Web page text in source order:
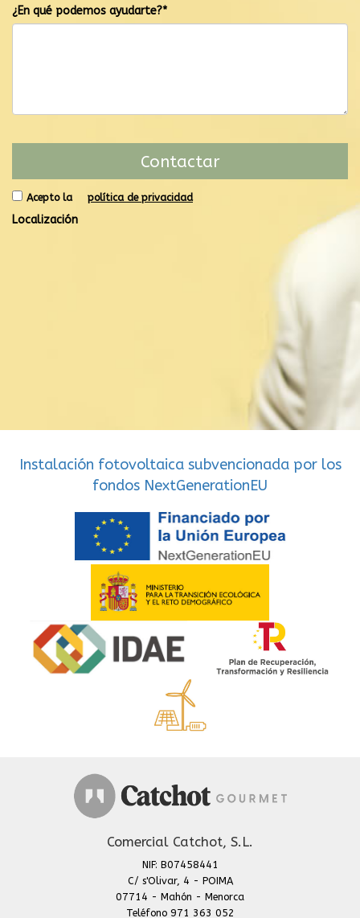
¿En qué podemos ayudarte?*
Acepto la política de privacidad
Localización
Instalación fotovoltaica subvencionada por los
fondos NextGenerationEU
Comercial Catchot, S.L.
NIF: B07458441
C/ s'Olivar, 4 - POIMA
07714 - Mahón - Menorca
Teléfono 971 363 052